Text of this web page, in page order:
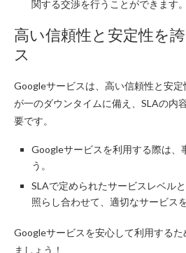
関する交渉を行うことができます。
高い信頼性と安定性を
ス
Googleサービスは、高い信頼性と安
が一のダウンタイムに備え、SLAの内
要です。
Googleサービスを利用する際は、
う。
SLAで定められたサービスレベル
照らし合わせて、適切なサービス
Googleサービスを安心して利用するた
ましょう！